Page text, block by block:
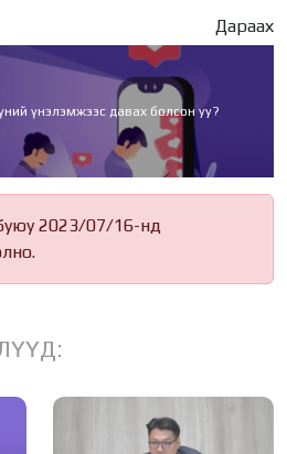
Дараах
үнэлэмжээс давах болсон уу?
2023/07/16-нд